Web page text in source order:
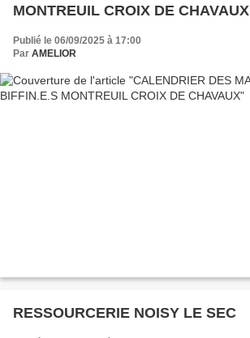
MONTREUIL CROIX DE CHAVAUX
Publié le 06/09/2025 à 17:00
Par AMELIOR
RESSOURCERIE NOISY LE SEC